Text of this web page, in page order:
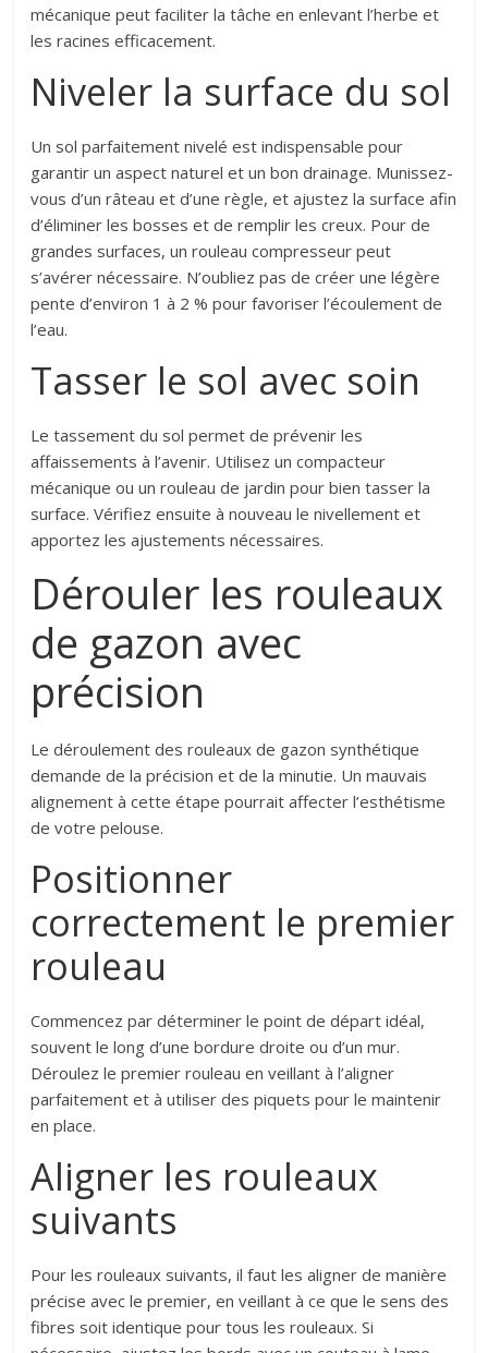
mécanique peut faciliter la tâche en enlevant l’herbe et
les racines efficacement.
Niveler la surface du sol
Un sol parfaitement nivelé est indispensable pour
garantir un aspect naturel et un bon drainage. Munissez-
vous d’un râteau et d’une règle, et ajustez la surface afin
d’éliminer les bosses et de remplir les creux. Pour de
grandes surfaces, un rouleau compresseur peut
s’avérer nécessaire. N’oubliez pas de créer une légère
pente d’environ 1 à 2 % pour favoriser l’écoulement de
l’eau.
Tasser le sol avec soin
Le tassement du sol permet de prévenir les
affaissements à l’avenir. Utilisez un compacteur
mécanique ou un rouleau de jardin pour bien tasser la
surface. Vérifiez ensuite à nouveau le nivellement et
apportez les ajustements nécessaires.
Dérouler les rouleaux
de gazon avec
précision
Le déroulement des rouleaux de gazon synthétique
demande de la précision et de la minutie. Un mauvais
alignement à cette étape pourrait affecter l’esthétisme
de votre pelouse.
Positionner
correctement le premier
rouleau
Commencez par déterminer le point de départ idéal,
souvent le long d’une bordure droite ou d’un mur.
Déroulez le premier rouleau en veillant à l’aligner
parfaitement et à utiliser des piquets pour le maintenir
en place.
Aligner les rouleaux
suivants
Pour les rouleaux suivants, il faut les aligner de manière
précise avec le premier, en veillant à ce que le sens des
fibres soit identique pour tous les rouleaux. Si